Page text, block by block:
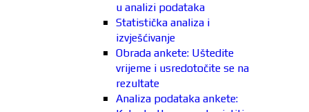
u analizi podataka
Statistička analiza i
izvješćivanje
Obrada ankete: Uštedite
vrijeme i usredotočite se na
rezultate
Analiza podataka ankete: